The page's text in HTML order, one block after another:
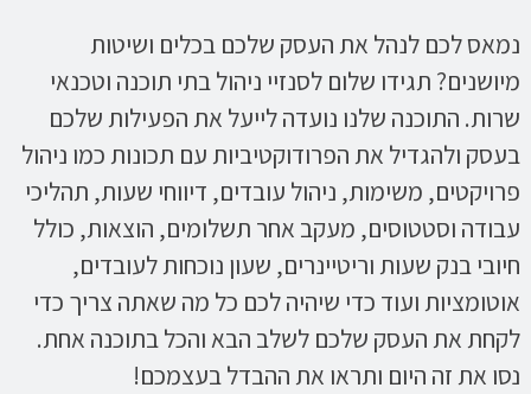
נמאס לכם לנהל את העסק שלכם בכלים ושיטות
מיושנים? תגידו שלום לסנזיי ניהול בתי תוכנה וטכנאי
שרות. התוכנה שלנו נועדה לייעל את הפעילות שלכם
בעסק ולהגדיל את הפרודוקטיביות עם תכונות כמו ניהול
פרויקטים, משימות, ניהול עובדים, דיווחי שעות, תהליכי
עבודה וסטטוסים, מעקב אחר תשלומים, הוצאות, כולל
חיובי בנק שעות וריטיינרים, שעון נוכחות לעובדים,
אוטומציות ועוד כדי שיהיה לכם כל מה שאתה צריך כדי
לקחת את העסק שלכם לשלב הבא והכל בתוכנה אחת.
נסו את זה היום ותראו את ההבדל בעצמכם!